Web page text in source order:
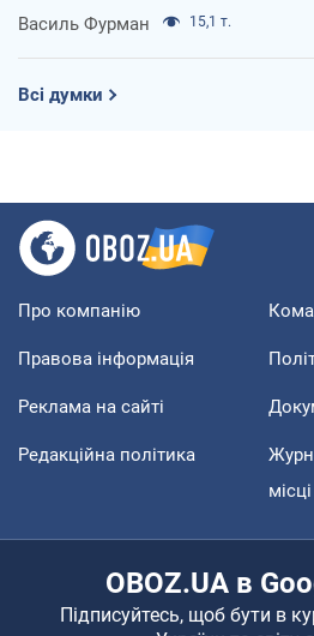
Василь Фурман 15,1 т.
Всі думки
Про компанію
Правова інформація
Реклама на сайті
Редакційна політика
OBOZ.UA в
Підписуйтесь, щоб бути в